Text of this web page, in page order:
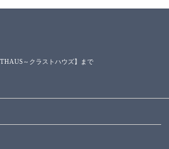
～クラストハウズ】まで